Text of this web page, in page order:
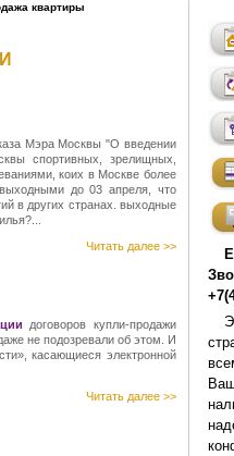
квартиры
Мэра Москвы "О введении
спортивных, зрелищных,
коих в Москве более
до 03 апреля, что
в других странах. выходные
Читать далее >>
договоров купли-продажи
не подозревали об этом. И
касающиеся электронной
Читать далее >>